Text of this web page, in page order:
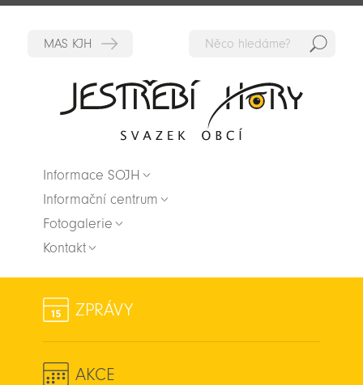
Informace SOJH
Informační centrum
Fotogalerie
Kontakt
ZPRÁVY
AKCE